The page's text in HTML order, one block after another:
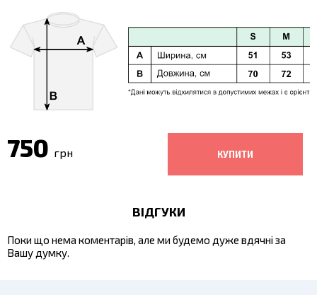
750 грн
ВІДГУКИ
Поки що нема коментарів, але ми будемо дуже вдячні за
Вашу думку.